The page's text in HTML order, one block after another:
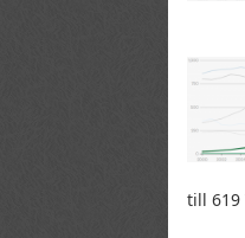
till 619